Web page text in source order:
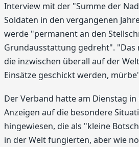
Interview mit der "Summe der
Soldaten in den vergangenen
werde "permanent an den
Grundausstattung gedreht". "Das
die inzwischen überall auf der
Einsätze geschickt werden,
Der Verband hatte am Dienstag
Anzeigen auf die besondere
hingewiesen, die als "kleine
in der Welt fungierten, aber wie